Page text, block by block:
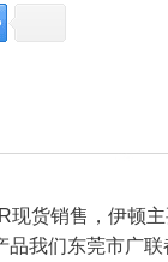
现货销售，伊顿
我们东莞市广联